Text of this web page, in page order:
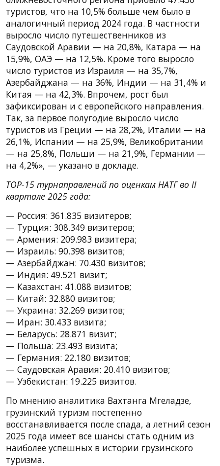
туристов, что на 10,5% больше чем было в
аналогичный период 2024 года. В частности
выросло число путешественников из
Саудовской Аравии — на 20,8%, Катара — на
15,9%, ОАЭ — на 12,5%. Кроме того выросло
число туристов из Израиля — на 35,7%,
Азербайджана — на 36%, Индии — на 31,4% и
Китая — на 42,3%. Впрочем, рост был
зафиксирован и с европейского направления.
Так, за первое полугодие выросло число
туристов из Греции — на 28,2%, Италии — на
26,1%, Испании — на 25,9%, Великобритании
— на 25,8%, Польши — на 21,9%, Германии —
на 4,2%», — указано в докладе.
TOP-15 турнаправлений по оценкам НАТГ во II
квартале 2025 года:
— Россия: 361.835 визитеров;
— Турция: 308.349 визитеров;
— Армения: 209.983 визитера;
— Израиль: 90.398 визитов;
— Азербайджан: 70.430 визитов;
— Индия: 49.521 визит;
— Казахстан: 41.088 визитов;
— Китай: 32.880 визитов;
— Украина: 32.269 визитов;
— Иран: 30.433 визита;
— Беларусь: 28.871 визит;
— Польша: 23.493 визита;
— Германия: 22.180 визитов;
— Саудовская Аравия: 20.410 визитов;
— Узбекистан: 19.225 визитов.
По мнению аналитика Вахтанга Мгеладзе,
грузинский туризм постепенно
восстанавливается после спада, а летний сезон
2025 года имеет все шансы стать одним из
наиболее успешных в истории грузинского
туризма.